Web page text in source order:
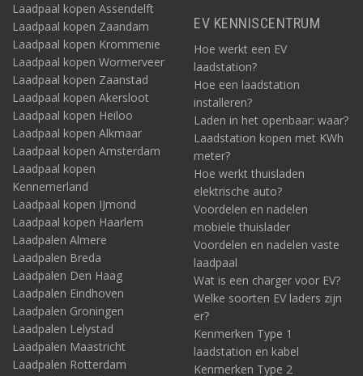
Laadpaal kopen Assendelft
Laadpaal kopen Zaandam
Laadpaal kopen Krommenie
Laadpaal kopen Wormerveer
Laadpaal kopen Zaanstad
Laadpaal kopen Akersloot
Laadpaal kopen Heiloo
Laadpaal kopen Alkmaar
Laadpaal kopen Amsterdam
Laadpaal kopen
Kennemerland
Laadpaal kopen IJmond
Laadpaal kopen Haarlem
Laadpalen Almere
Laadpalen Breda
Laadpalen Den Haag
Laadpalen Eindhoven
Laadpalen Groningen
Laadpalen Lelystad
Laadpalen Maastricht
Laadpalen Rotterdam
EV KENNISCENTRUM
Hoe werkt een EV
laadstation?
Hoe een laadstation
installeren?
Laden in het openbaar: waar?
Laadstation kopen met KWh
meter?
Hoe werkt thuisladen
elektrische auto?
Voordelen en nadelen
mobiele thuislader
Voordelen en nadelen vaste
laadpaal
Wat is een charger voor EV?
Welke soorten EV laders zijn
er?
Kenmerken Type 1
laadstation en kabel
Kenmerken Type 2